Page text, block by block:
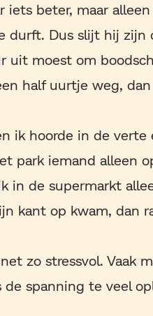
beter, maar
durft. Dus slijt hij zijn
uit moest om
half uurtje weg,
ik hoorde in de verte
park iemand alleen
in de supermarkt
kant op kwam, dan
zo stressvol. Vaak
spanning te veel